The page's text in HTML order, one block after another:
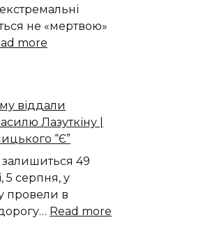
вогняному
шарі
не «мертвою»
more
рифтові
долини
на
Венері
віддали
Лазуткіну |
“Є”
49
5 серпня, у
провели в
Read more